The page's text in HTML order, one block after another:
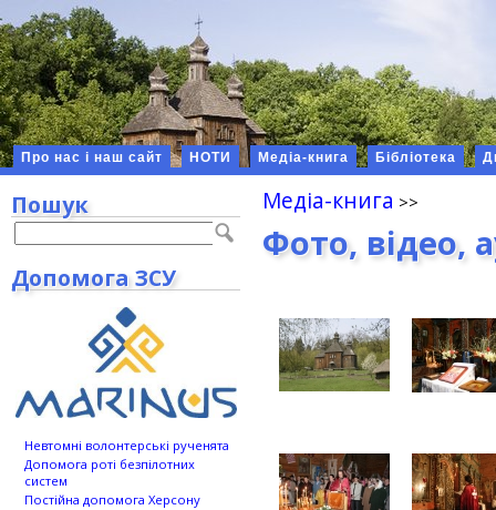
Про нас і наш сайт НОТИ Медіа-книга Бібліотека
Медіа-книга
Фото, відео,
Пошук
Допомога ЗСУ
Невтомні волонтерські рученята
Допомога роті безпілотних
систем
Постійна допомога Херсону